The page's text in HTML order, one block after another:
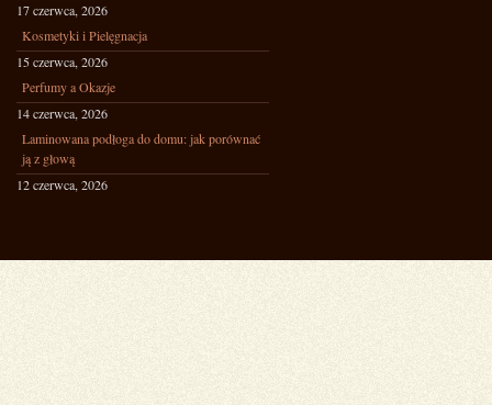
17 czerwca, 2026
Kosmetyki i Pielęgnacja
15 czerwca, 2026
Perfumy a Okazje
14 czerwca, 2026
Laminowana podłoga do domu: jak porównać
ją z głową
12 czerwca, 2026